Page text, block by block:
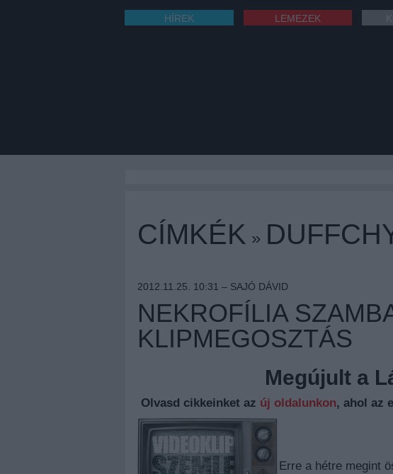
HÍREK LEMEZEK
CÍMKÉK »
2012.11.25. 10:31 – SAJÓ DÁVID
NEKROFÍLIA
KLIPMEGOSZTÁS
Megújult a
Olvasd cikkeinket az új oldalunkon, ahol az
Erre a hétre megint